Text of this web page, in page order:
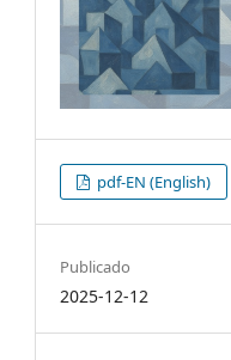
pdf-EN (English)
Publicado
2025-12-12